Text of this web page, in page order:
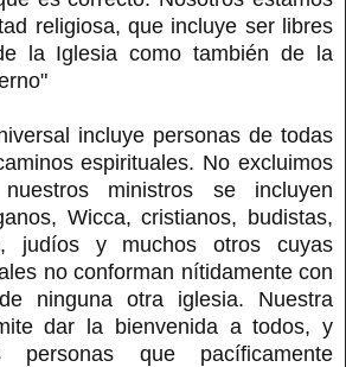
religiosa, que incluye ser libres
la Iglesia como también de la
incluye personas de todas
espirituales. No excluimos
ministros se incluyen
Wicca, cristianos, budistas,
judíos y muchos otros cuyas
no conforman nítidamente con
ninguna otra iglesia. Nuestra
dar la bienvenida a todos, y
que pacíficamente